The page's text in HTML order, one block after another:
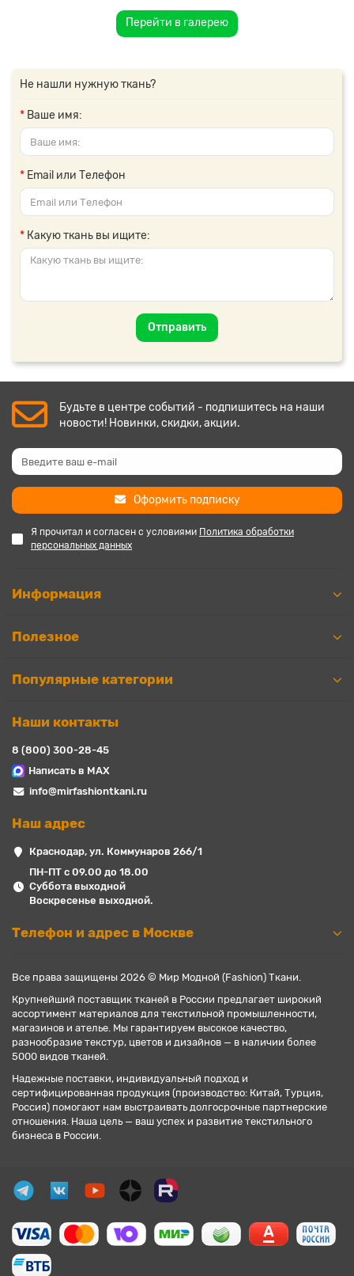
Перейти в галерею
Не нашли нужную ткань?
Ваше имя:
Email или Телефон
Какую ткань вы ищите:
Отправить
Будьте в центре событий - подпишитесь на наши
новости! Новинки, скидки, акции.
Оформить подписку
Я прочитал и согласен с условиями Политика обработки
персональных данных
Информация
Полезное
Популярные категории
Наши контакты
8 (800) 300-28-45
Написать в MAX
info@mirfashiontkani.ru
Наш адрес
Краснодар, ул. Коммунаров 266/1
ПН-ПТ с 09.00 до 18.00
Суббота выходной
Воскресенье выходной.
Телефон и адрес в Москве
Все права защищены 2026 © Мир Модной (Fashion) Ткани.
Крупнейший поставщик тканей в России предлагает широкий
ассортимент материалов для текстильной промышленности,
магазинов и ателье. Мы гарантируем высокое качество,
разнообразие текстур, цветов и дизайнов — в наличии более
5000 видов тканей.
Надежные поставки, индивидуальный подход и
сертифицированная продукция (производство: Китай, Турция,
Россия) помогают нам выстраивать долгосрочные партнерские
отношения. Наша цель — ваш успех и развитие текстильного
бизнеса в России.